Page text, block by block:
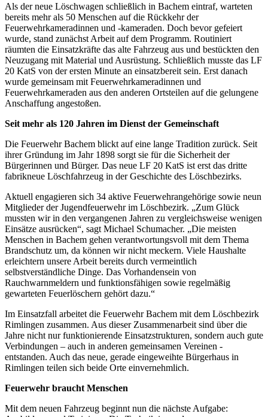
Als der neue Löschwagen schließlich in Bachem eintraf, warteten
bereits mehr als 50 Menschen auf die Rückkehr der
Feuerwehrkameradinnen und -kameraden. Doch bevor gefeiert
wurde, stand zunächst Arbeit auf dem Programm. Routiniert
räumten die Einsatzkräfte das alte Fahrzeug aus und bestückten den
Neuzugang mit Material und Ausrüstung. Schließlich musste das LF
20 KatS von der ersten Minute an einsatzbereit sein. Erst danach
wurde gemeinsam mit Feuerwehrkameradinnen und
Feuerwehrkameraden aus den anderen Ortsteilen auf die gelungene
Anschaffung angestoßen.
Seit mehr als 120 Jahren im Dienst der Gemeinschaft
Die Feuerwehr Bachem blickt auf eine lange Tradition zurück. Seit
ihrer Gründung im Jahr 1898 sorgt sie für die Sicherheit der
Bürgerinnen und Bürger. Das neue LF 20 KatS ist erst das dritte
fabrikneue Löschfahrzeug in der Geschichte des Löschbezirks.
Aktuell engagieren sich 34 aktive Feuerwehrangehörige sowie neun
Mitglieder der Jugendfeuerwehr im Löschbezirk. „Zum Glück
mussten wir in den vergangenen Jahren zu vergleichsweise wenigen
Einsätze ausrücken“, sagt Michael Schumacher. „Die meisten
Menschen in Bachem gehen verantwortungsvoll mit dem Thema
Brandschutz um, da können wir nicht meckern. Viele Haushalte
erleichtern unsere Arbeit bereits durch vermeintlich
selbstverständliche Dinge. Das Vorhandensein von
Rauchwarnmeldern und funktionsfähigen sowie regelmäßig
gewarteten Feuerlöschern gehört dazu.“
Im Einsatzfall arbeitet die Feuerwehr Bachem mit dem Löschbezirk
Rimlingen zusammen. Aus dieser Zusammenarbeit sind über die
Jahre nicht nur funktionierende Einsatzstrukturen, sondern auch gute
Verbindungen – auch in anderen gemeinsamen Vereinen -
entstanden. Auch das neue, gerade eingeweihte Bürgerhaus in
Rimlingen teilen sich beide Orte einvernehmlich.
Feuerwehr braucht Menschen
Mit dem neuen Fahrzeug beginnt nun die nächste Aufgabe: